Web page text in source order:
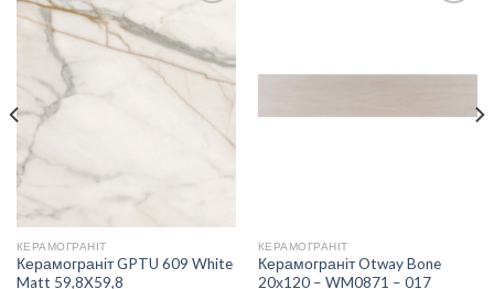
ДОДАТИ
СПИСКУ
БАЖАНЬ
КЕРАМОГРАНІТ
Керамограніт GPTU 609 White
Matt 59,8X59,8
БАЖАНЬ
КЕРАМОГРАНІТ
Керамограніт Otway Bone
20х120 – WM0871 – 017